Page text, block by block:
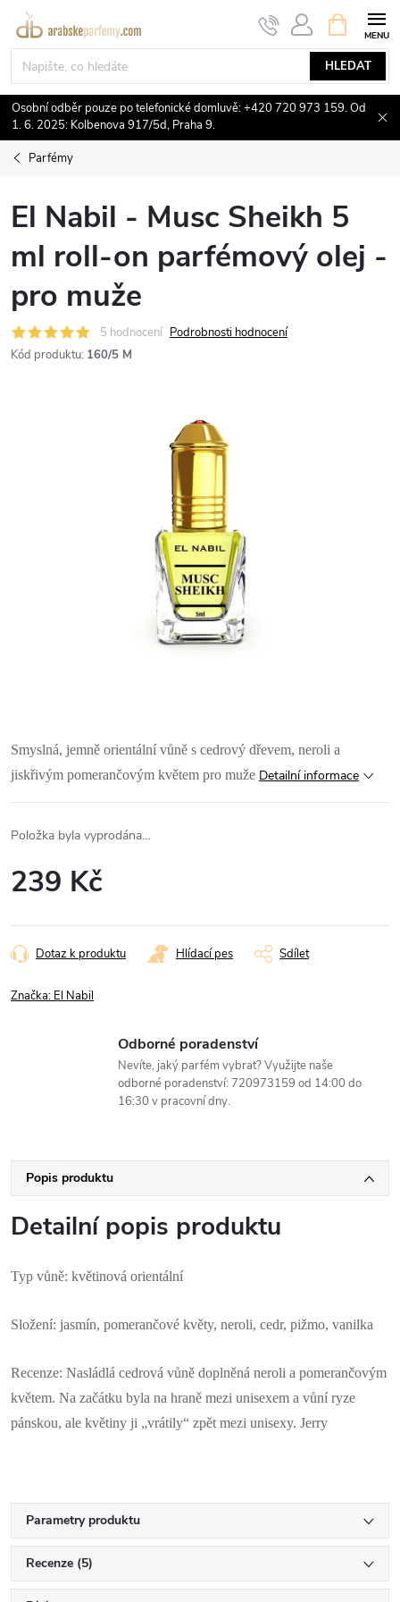
Přejít
obsah
HLEDAT
NÁKUPNÍ
KOŠÍK
Osobní odběr pouze po telefonické domluvě: +420 720 973 159. Od
1. 6. 2025: Kolbenova 917/5d, Praha 9.
Parfémy
El Nabil - Musc Sheikh 5
ml roll-on parfémový olej -
pro muže
5 hodnocení Podrobnosti hodnocení
Kód produktu: 160/5 M
Smyslná, jemně orientální vůně s cedrový dřevem, neroli a
jiskřivým pomerančovým květem pro muže Detailní informace
Položka byla vyprodána…
239 Kč
cena:
Dotaz k produktu Hlídací pes Sdílet
Značka: El Nabil
Odborné poradenství
Nevíte, jaký parfém vybrat? Využijte naše
odborné poradenství: 720973159 od 14:00 do
16:30 v pracovní dny.
Popis produktu
Detailní popis produktu
Typ vůně: květinová orientální
Složení: jasmín, pomerančové květy, neroli, cedr, pižmo, vanilka
Recenze: Nasládlá cedrová vůně doplněná neroli a pomerančovým
květem. Na začátku byla na hraně mezi unisexem a vůní ryze
pánskou, ale květiny ji „vrátily“ zpět mezi unisexy. Jerry
Parametry produktu
Recenze (5)